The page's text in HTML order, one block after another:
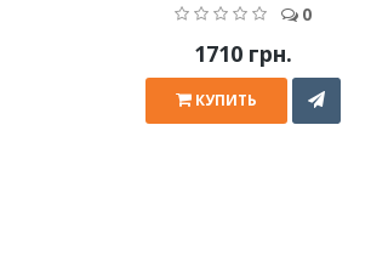
0
1710 грн.
КУПИТЬ